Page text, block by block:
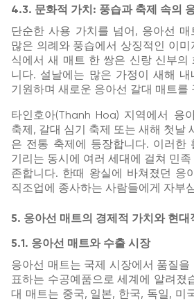
4.3. 문화적 가치: 풍습과 축제 속의
단순한 사용 가치를 넘어, 응아선 매
많은 의례와 풍습에서 상징적인 이
식에서 새 매트 한 쌍은 신랑 신부의
니다. 설날에는 많은 가정이 새해
기원하며 새로운 응아선 갈대 매트를
타인호아(Thanh Hoa) 지역에서 응
축제, 갈대 심기 축제 또는 새해 첫날
은 전통 축제에 등장합니다. 이러한
기리는 동시에 여러 세대에 걸쳐 민
존합니다. 한때 왕실에 바쳐졌던 응
직조업에 종사하는 사람들에게 자부
5. 응아선 매트의 경제적 가치와 현대
5.1. 응아선 매트와 수출 시장
응아선 매트는 국제 시장에서 품질을
표하는 수공예품으로 세계에 알려졌
대 매트는 중국, 일본, 한국, 독일, 미